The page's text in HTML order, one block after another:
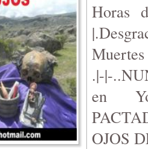
Horas
.|-|-
en
OJOS